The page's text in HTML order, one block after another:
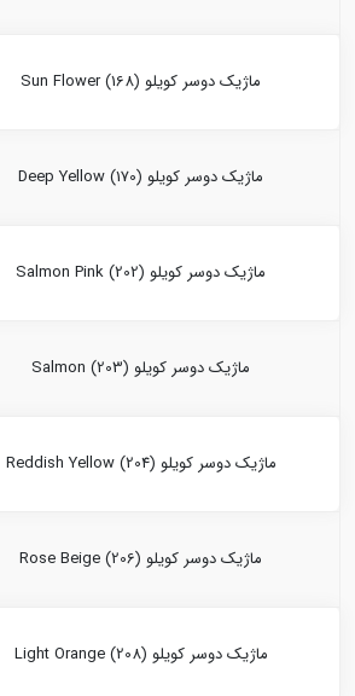
ماژیک دوسر کویلو Sun Flower (168)
ماژیک دوسر کویلو Deep Yellow (170)
ماژیک دوسر کویلو Salmon Pink (202)
ماژیک دوسر کویلو Salmon (203)
ماژیک دوسر کویلو Reddish Yellow (204)
ماژیک دوسر کویلو Rose Beige (206)
ماژیک دوسر کویلو Light Orange (208)